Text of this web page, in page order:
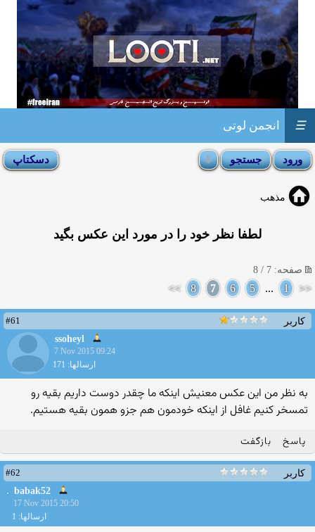
انجمن لوتی ☰
مذهب
لطفا نظر خود را در مورد این عكس بگید
صفحه: 7 / 8
<<
1
...
5
6
7
8
>>
کاربر
#61
ssoheyl
7 Nov 2015 09:24
ارسالها: 171
به نظر من این عکس معنیش اینکه ما چقدر دوست داریم بقیه رو
تمسخر کنیم غافل از اینکه خودمون هم جزو همون بقیه هستیم.
پاسخ بازگفت
کاربر
#62
babak52
17 Nov 2015 20:50
ارسالها: 1